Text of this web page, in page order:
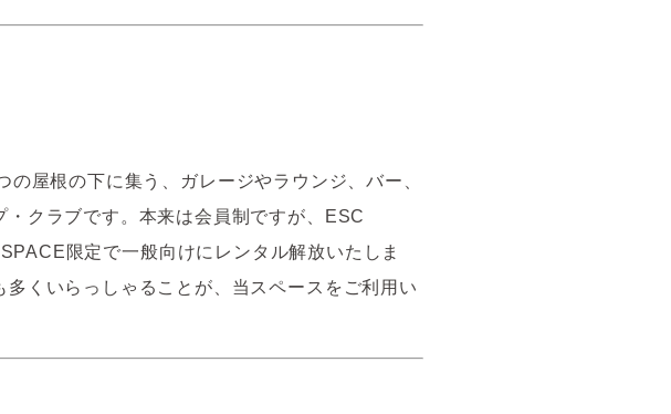
屋根の下に集う、ガレージやラウンジ、バー、
クラブです。本来は会員制ですが、ESC
限定で一般向けにレンタル解放いたしま
くいらっしゃることが、当スペースをご利用い